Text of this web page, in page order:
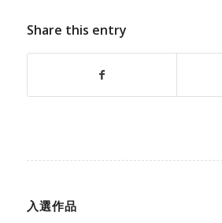
Share this entry
入選作品